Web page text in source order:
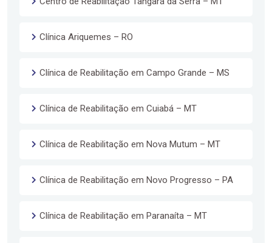
Clínica Ariquemes – RO
Clínica de Reabilitação em Campo Grande – MS
Clínica de Reabilitação em Cuiabá – MT
Clínica de Reabilitação em Nova Mutum – MT
Clínica de Reabilitação em Novo Progresso – PA
Clínica de Reabilitação em Paranaíta – MT